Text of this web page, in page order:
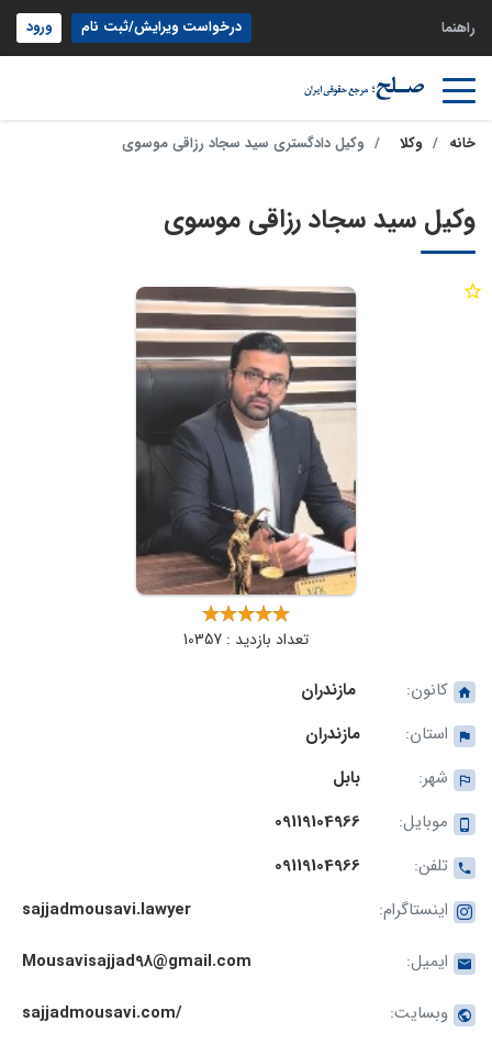
راهنما درخواست ویرایش/ثبت نام ورود
خانه وکلا وکیل دادگستری سید سجاد رزاقی موسوی
وکیل سید سجاد رزاقی موسوی
تعداد بازدید : 10357
کانون:
مازندران
استان:
مازندران
شهر:
بابل
موبایل:
09119104966
تلفن:
09119104966
اینستاگرام:
sajjadmousavi.lawyer
ایمیل:
Mousavisajjad98@gmail.com
وبسایت:
sajjadmousavi.com/